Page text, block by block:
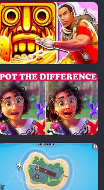
run 2
the differences
sky